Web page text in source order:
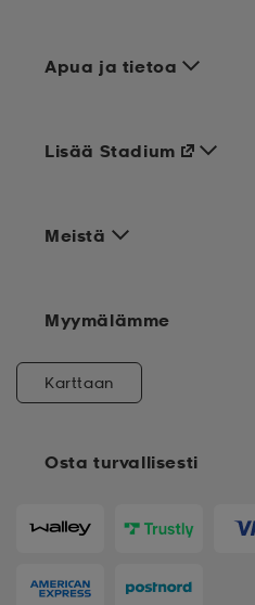
Apua ja tietoa
Meistä
Osta turvallisesti
Lisää Stadium
Myymälämme
Karttaan